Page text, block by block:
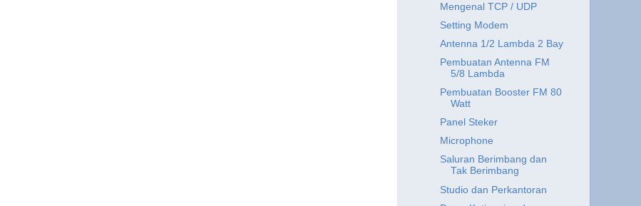
Mengenal TCP / UDP
Setting Modem
Antenna 1/2 Lambda 2 Bay
Pembuatan Antenna FM
5/8 Lambda
Pembuatan Booster FM 80
Watt
Panel Steker
Microphone
Saluran Berimbang dan
Tak Berimbang
Studio dan Perkantoran